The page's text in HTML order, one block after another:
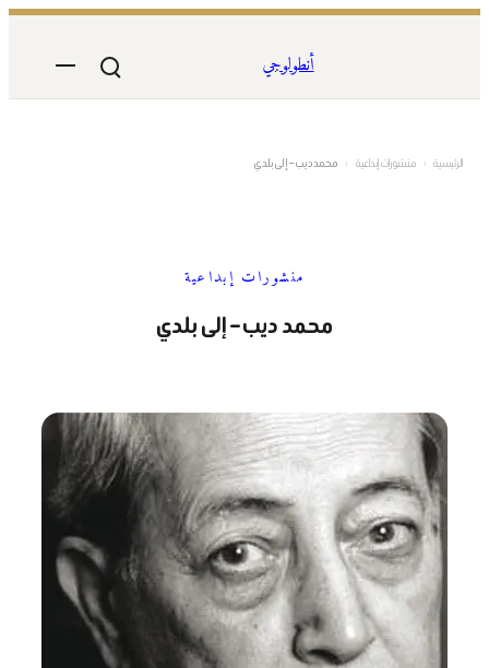
المحتوى
أنطولوجي
الرئيسية › منشورات إبداعية › محمد ديب – إلى بلدي
منشورات إبداعية
محمد ديب – إلى بلدي